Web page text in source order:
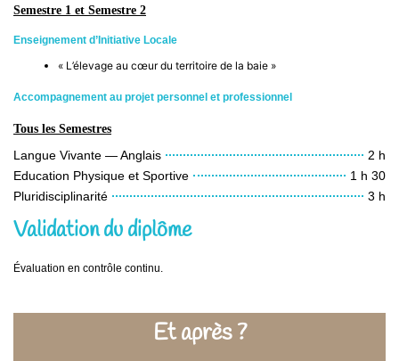
Semestre 1 et Semestre 2
Enseignement d’Initiative Locale
« L’élevage au cœur du territoire de la baie »
Accompagnement au projet personnel et professionnel
Tous les Semestres
Langue Vivante — Anglais
2 h
Education Physique et Sportive
1 h 30
Pluridisciplinarité
3 h
Validation du diplôme
Évaluation en contrôle continu.
Et après ?